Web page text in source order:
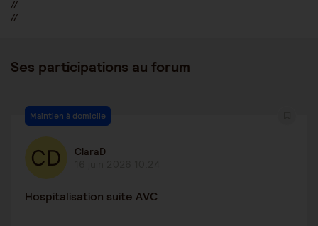
//
//
Ses participations au forum
Maintien à domicile
ClaraD
Hospitalisation suite AVC